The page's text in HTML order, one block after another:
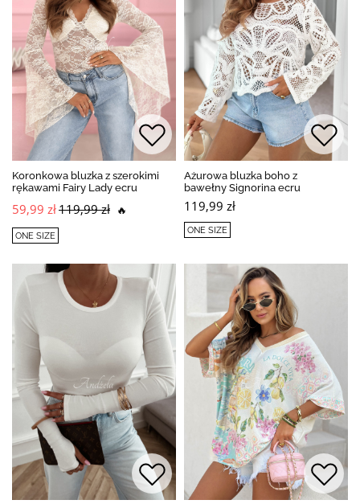
Koronkowa bluzka z szerokimi
rękawami Fairy Lady ecru
59,99 zł119,99 zł 🔥
ONE SIZE
Ażurowa bluzka boho z
bawełny Signorina ecru
119,99 zł
ONE SIZE